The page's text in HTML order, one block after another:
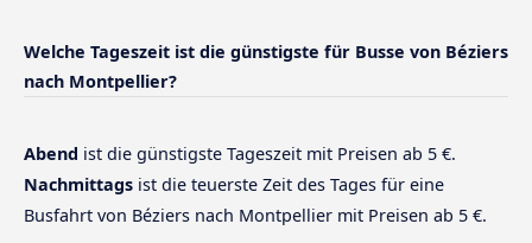
Welche Tageszeit ist die günstigste für Busse von Béziers
nach Montpellier?
Abend ist die günstigste Tageszeit mit Preisen ab 5 €.
Nachmittags ist die teuerste Zeit des Tages für eine
Busfahrt von Béziers nach Montpellier mit Preisen ab 5 €.